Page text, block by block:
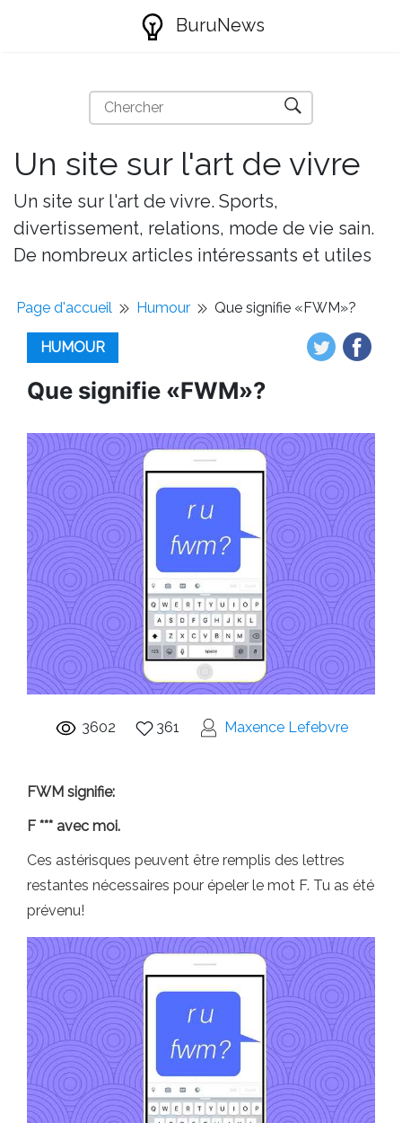
BuruNews
Un site sur l'art de vivre
Un site sur l'art de vivre. Sports,
divertissement, relations, mode de vie sain.
De nombreux articles intéressants et utiles
Page d'accueil Humour Que signifie «FWM»?
HUMOUR
Que signifie «FWM»?
3602 361 Maxence Lefebvre
FWM signifie:
F *** avec moi.
Ces astérisques peuvent être remplis des lettres
restantes nécessaires pour épeler le mot F. Tu as été
prévenu!